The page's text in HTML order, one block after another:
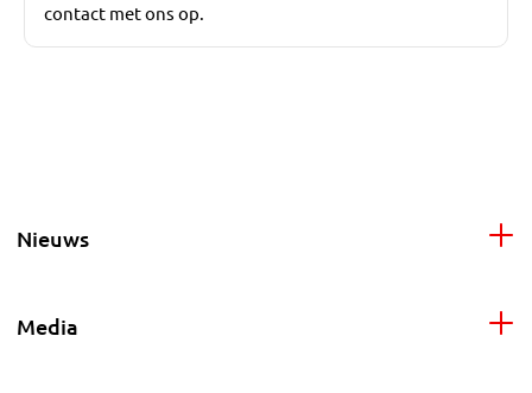
contact met ons op.
Nieuws
Media